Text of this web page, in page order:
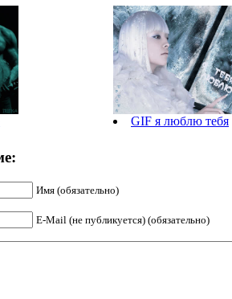
GIF я люблю тебя
Имя (обязательно)
E-Mail (не публикуется) (обязательно)